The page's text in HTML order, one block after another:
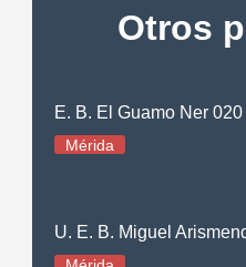
Otros
E. B. El Guamo Ner 020
Mérida
U. E. B. Miguel